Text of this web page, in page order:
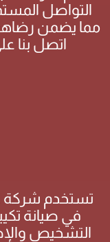
التواصل
مما يضمن
اتصل بنا
تستخدم شركة
في صيانة
التشخيص